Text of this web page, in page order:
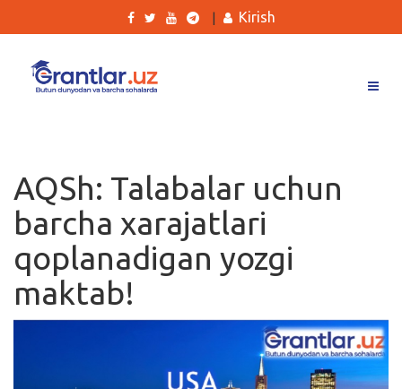
Ishlar
Kurslar
Blog
Yana
Kirish
AQSh: Talabalar uchun
barcha xarajatlari
qoplanadigan yozgi
maktab!